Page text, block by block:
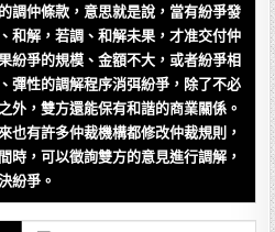
調仲條款，意思就是說，當有紛爭發
和解，若調、和解未果，才准交付仲
紛爭的規模、金額不大，或者紛爭相
彈性的調解程序消弭紛爭，除了不必
外，雙方還能保有和諧的商業關係。
也有許多仲裁機構都修改仲裁規則，
時，可以徵詢雙方的意見進行調解，
紛爭。